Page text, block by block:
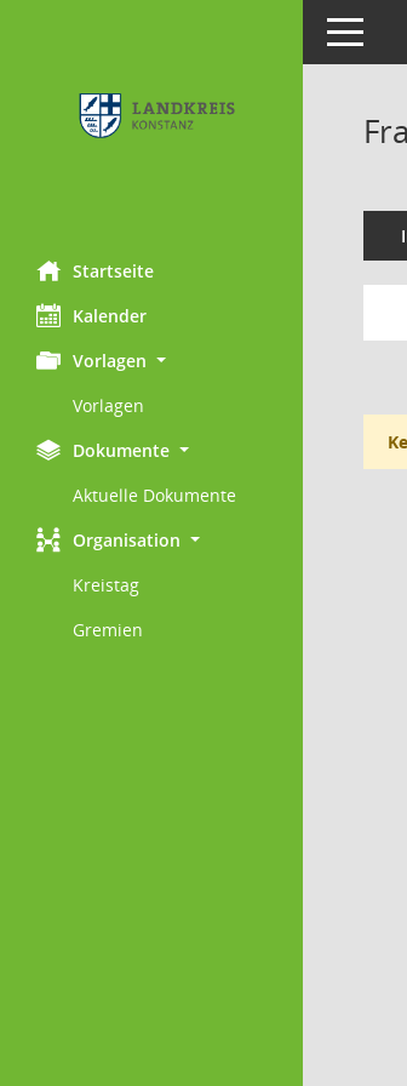
Startseite
Kalender
Vorlagen
Vorlagen
Dokumente
Aktuelle Dokumente
Organisation
Kreistag
Gremien
Toggle